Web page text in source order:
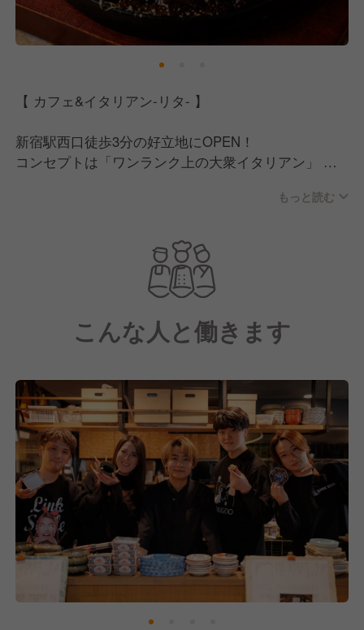
【 カフェ&イタリアン-リタ- 】
新宿駅西口徒歩3分の好立地にOPEN！
コンセプトは「ワンランク上の大衆イタリアン」
気軽に入れるカジュアルさは残しつつも、洗練された
雰囲気や大人の上質感が漂います。
カウンターの素材に使用するのは、200万円を超える
もっと読む
こんな人と働きます